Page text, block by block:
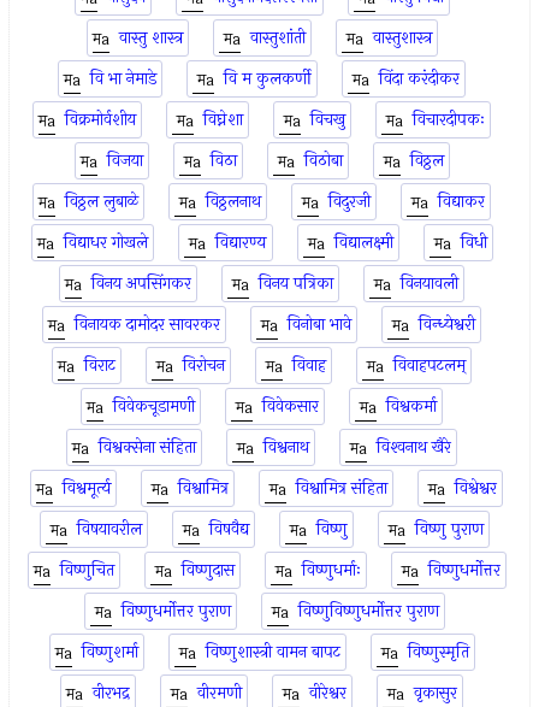
वास्तु शास्त्र
वास्तुशांती
वास्तुशास्त्र
वि भा नेमाडे
वि म कुलकर्णी
विंदा करंदीकर
विक्रमोर्वशीय
विघ्नेशा विचखु
विचारदीपकः
विजया
विठा विठोबा
विठ्ठल
विठ्ठल लुबाळे
विठ्ठलनाथ विदुरजी
विद्याकर
विद्याधर गोखले
विद्यारण्य विद्यालक्ष्मी
विधी
विनय अपसिंगकर
विनय पत्रिका
विनयावली
विनायक दामोदर सावरकर
विनोबा भावे
विन्ध्येश्वरी
विराट
विरोचन विवाह
विवाहपटलम्
विवेकचूडामणी
विवेकसार
विश्वकर्मा
विश्वक्सेना संहिता
विश्वनाथ
विश्‍वनाथ खैरे
विश्वमूर्त्य
विश्वामित्र विश्वामित्र संहिता
विश्वेश्वर
विषयावरील
विषवैद्य विष्णु
विष्णु पुराण
विष्णुचित
विष्णुदास विष्णुधर्माः
विष्णुधर्मोत्तर
विष्णुधर्मोत्तर पुराण
विष्णुविष्णुधर्मोत्तर पुराण
विष्णुशर्मा
विष्णुशास्त्री वामन बापट
विष्णुस्मृति
वीरभद्र
वीरमणी वीरेश्वर
वृकासुर